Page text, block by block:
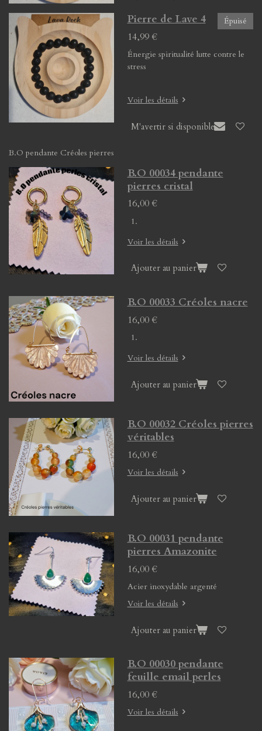
Épuisé
Pierre de Lave 4
14,99 €
Énergie spiritualité lutte contre le
stress
Voir les détails
M'avertir si disponible
B.O pendante Créoles pierres
B.O 00034 pendante
pierres cristal
16,00 €
Voir les détails
Ajouter au panier
B.O 00033 Créoles nacre
16,00 €
Voir les détails
Ajouter au panier
B.O 00032 Créoles pierres
véritables
16,00 €
Voir les détails
Ajouter au panier
B.O 00031 pendante
pierres Amazonite
16,00 €
Acier inoxydable argenté
Voir les détails
Ajouter au panier
B.O 00030 pendante
feuille email perles
16,00 €
Voir les détails